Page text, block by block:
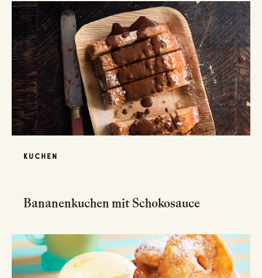
KUCHEN
Bananenkuchen mit Schokosauce